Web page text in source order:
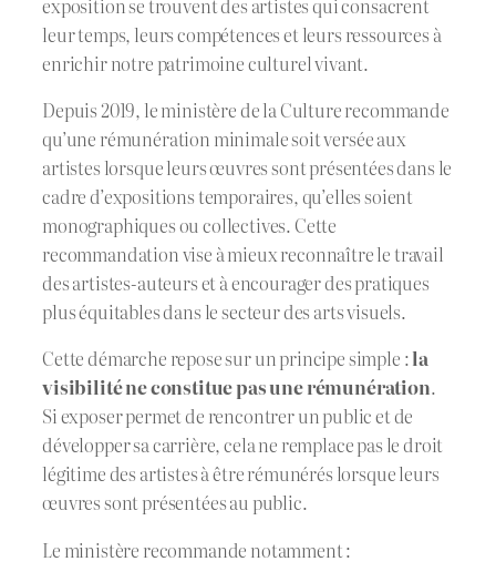
leur temps, leurs compétences et leurs ressources à
enrichir notre patrimoine culturel vivant.
Depuis 2019, le ministère de la Culture recommande
qu’une rémunération minimale soit versée aux
artistes lorsque leurs œuvres sont présentées dans le
cadre d’expositions temporaires, qu’elles soient
monographiques ou collectives. Cette
recommandation vise à mieux reconnaître le travail
des artistes-auteurs et à encourager des pratiques
plus équitables dans le secteur des arts visuels.
Cette démarche repose sur un principe simple :la
visibilité ne constitue pas une rémunération.
Si exposer permet de rencontrer un public et de
développer sa carrière, cela ne remplace pas le droit
légitime des artistes à être rémunérés lorsque leurs
œuvres sont présentées au public.
Le ministère recommande notamment :